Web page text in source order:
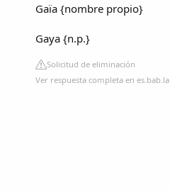
Gaïa {nombre propio}
Gaya {n.p.}
Solicitud de eliminación
Ver respuesta completa en es.bab.la